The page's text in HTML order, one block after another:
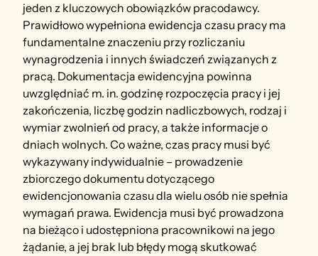
jeden z kluczowych obowiązków pracodawcy.
Prawidłowo wypełniona ewidencja czasu pracy ma
fundamentalne znaczeniu przy rozliczaniu
wynagrodzenia i innych świadczeń związanych z
pracą. Dokumentacja ewidencyjna powinna
uwzględniać m. in. godzinę rozpoczęcia pracy i jej
zakończenia, liczbę godzin nadliczbowych, rodzaj i
wymiar zwolnień od pracy, a także informacje o
dniach wolnych. Co ważne, czas pracy musi być
wykazywany indywidualnie – prowadzenie
zbiorczego dokumentu dotyczącego
ewidencjonowania czasu dla wielu osób nie spełnia
wymagań prawa. Ewidencja musi być prowadzona
na bieżąco i udostępniona pracownikowi na jego
żądanie, a jej brak lub błędy mogą skutkować